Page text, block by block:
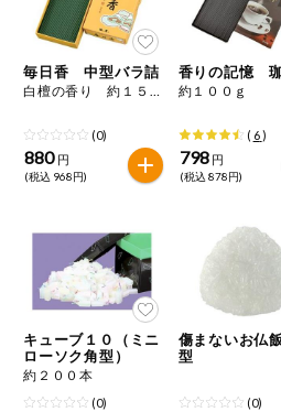
先着限定から探す
人気カテゴリ
食品から探す
家庭用品から探す
目的から探す
生協独自
冷凍食品
ミールキット
など
麺類
レトルト・缶
詰・瓶詰
調味料・だ
し・油・ルー
おやつ
アレルゲン情報
特定原材料と特定原材料に準ずる
を検索できます。
小麦 そば 卵
落花生
特定原材料に準ずるもの
アーモンド あわび
毎日香 中型バラ詰
白檀の香り 約１５０ｇ
(0)
880 円
(税込 968円)
香りの記憶
約１００ｇ
( 6)
798 円
(税込 878円)
キューブ１０（ミニ
ローソク角型）
約２００本
(0)
傷まないお仏
型
(0)